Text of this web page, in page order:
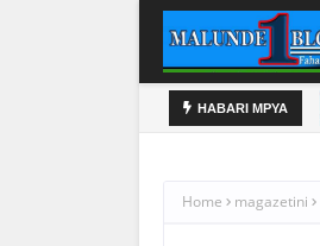
HABARI MPYA
Home magazetini